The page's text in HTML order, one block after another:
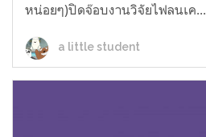
หน่อยๆ)ปิดจ๊อบงานวิจัยไฟลนเค...
a little student